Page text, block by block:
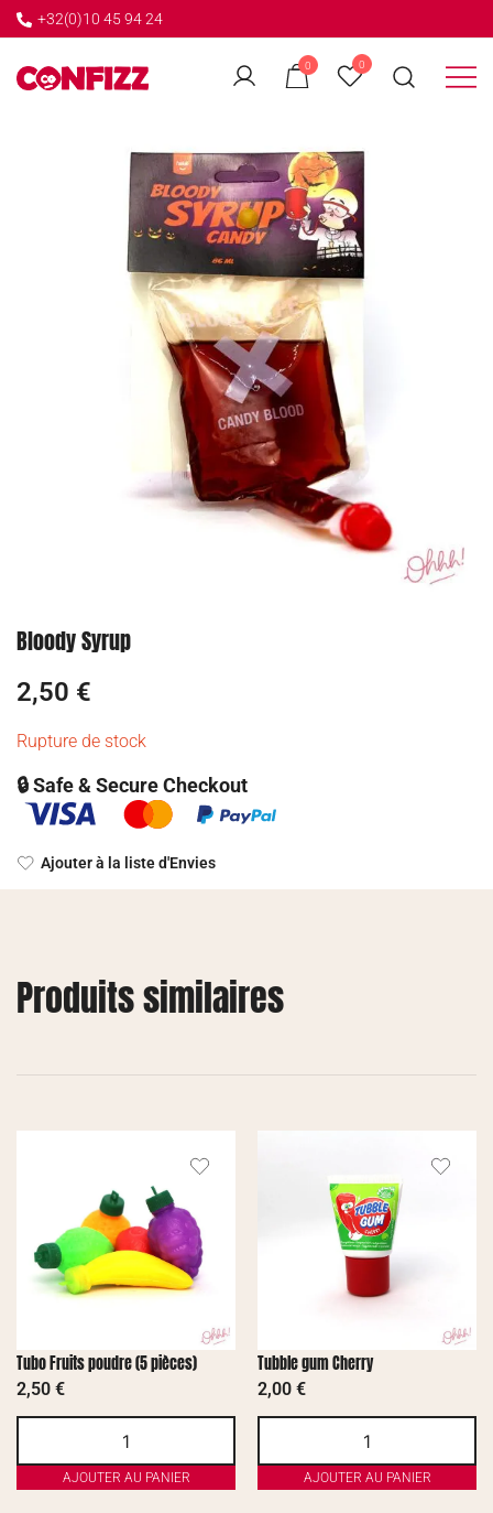
+32(0)10 45 94 24
0 0
← GO BACK
Bloody Syrup
2,50 €
Rupture de stock
🔒 Safe & Secure Checkout
Ajouter à la liste d'Envies
Produits similaires
Tubo Fruits poudre (5 pièces)
2,50 €
AJOUTER AU PANIER
Tubble gum Cherry
2,00 €
AJOUTER AU PANIER